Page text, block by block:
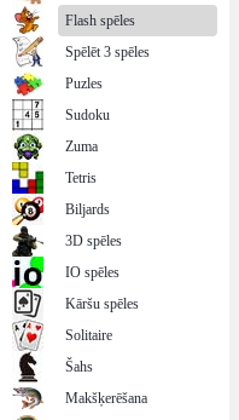
Flash spēles
Spēlēt 3 spēles
Puzles
Sudoku
Zuma
Tetris
Biljards
3D spēles
IO spēles
Kāršu spēles
Solitaire
Šahs
Makšķerēšana